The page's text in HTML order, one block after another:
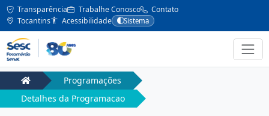
Transparência Trabalhe Conosco
Contato
Tocantins
Acessibilidade Sistema
Programações
Detalhes da Programacao